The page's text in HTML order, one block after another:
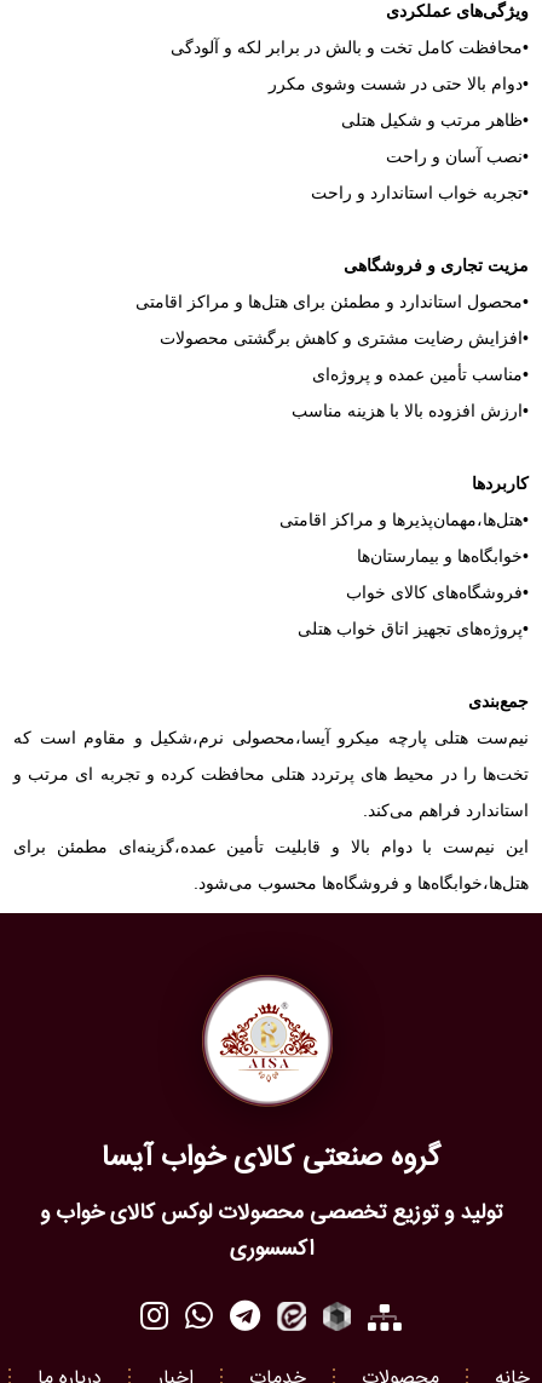
ویژگی‌های عملکردی
•محافظت کامل تخت و بالش در برابر لکه و آلودگی
•دوام بالا حتی در شست‌ وشوی مکرر
•ظاهر مرتب و شکیل هتلی
•نصب آسان و راحت
•تجربه خواب استاندارد و راحت
مزیت تجاری و فروشگاهی
•محصول استاندارد و مطمئن برای هتل‌ها و مراکز اقامتی
•افزایش رضایت مشتری و کاهش برگشتی محصولات
•مناسب تأمین عمده و پروژه‌ای
•ارزش افزوده بالا با هزینه مناسب
کاربردها
•هتل‌ها،مهمان‌پذیرها و مراکز اقامتی
•خوابگاه‌ها و بیمارستان‌ها
•فروشگاه‌های کالای خواب
•پروژه‌های تجهیز اتاق خواب هتلی
جمع‌بندی
نیم‌ست هتلی پارچه میکرو آیسا،محصولی نرم،شکیل و مقاوم است که
تخت‌ها را در محیط‌ های پرتردد هتلی محافظت کرده و تجربه‌ ای مرتب و
استاندارد فراهم می‌کند.
این نیم‌ست با دوام بالا و قابلیت تأمین عمده،گزینه‌ای مطمئن برای
هتل‌ها،خوابگاه‌ها و فروشگاه‌ها محسوب می‌شود.
گروه صنعتی کالای خواب آیسا
تولید و توزیع تخصصی محصولات لوکس کالای خواب و
اکسسوری